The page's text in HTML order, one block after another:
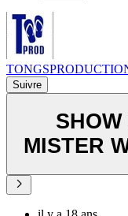
Suivre
MISTER